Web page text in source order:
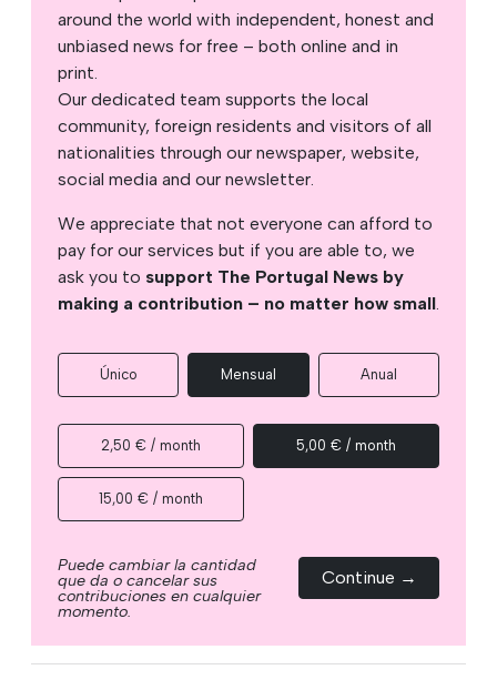
around the world with independent, honest and
unbiased news for free – both online and in
print.
Our dedicated team supports the local
community, foreign residents and visitors of all
nationalities through our newspaper, website,
social media and our newsletter.
We appreciate that not everyone can afford to
pay for our services but if you are able to, we
ask you to support The Portugal News by
making a contribution – no matter how small.
Único Mensual Anual
2,50 € / month 5,00 € / month
15,00 € / month
Puede cambiar la cantidad
que da o cancelar sus
contribuciones en cualquier
momento.
Continue →